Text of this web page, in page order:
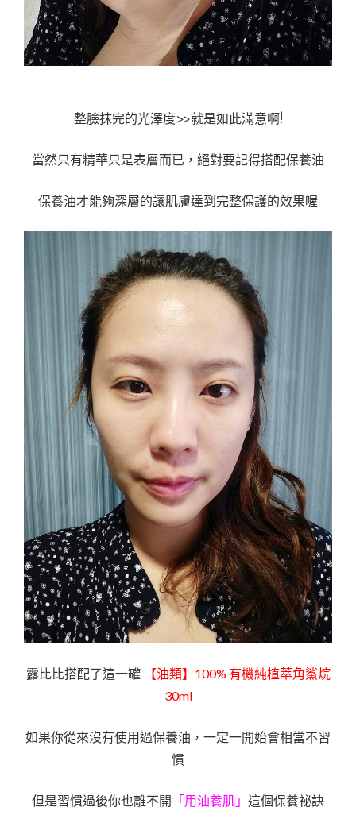
整臉抹完的光澤度>>就是如此滿意啊!
當然只有精華只是表層而已，絕對要記得搭配保養油
保養油才能夠深層的讓肌膚達到完整保護的效果喔
露比比搭配了這一罐
【油類】100% 有機純植萃角鯊烷
30ml
如果你從來沒有使用過保養油，一定一開始會相當不習
慣
但是習慣過後你也離不開 「用油養肌」 這個保養祕訣